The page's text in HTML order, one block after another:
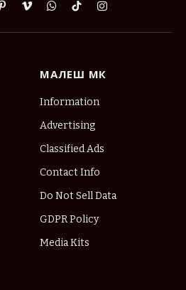
PinterestVimeoWhatsApp
TikTokInstagram
МАЛЕШ МК
Information
Advertising
Classified Ads
Contact Info
Do Not Sell Data
GDPR Policy
Media Kits